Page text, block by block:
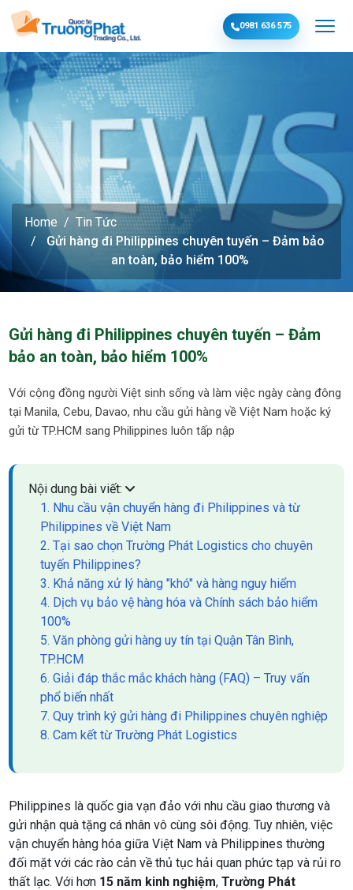
0981 636 575
Home
Tin Tức
Gửi hàng đi Philippines chuyên tuyến – Đảm bảo
an toàn, bảo hiểm 100%
Gửi hàng đi Philippines chuyên tuyến – Đảm
bảo an toàn, bảo hiểm 100%
Với cộng đồng người Việt sinh sống và làm việc ngày càng đông
tại Manila, Cebu, Davao, nhu cầu gửi hàng về Việt Nam hoặc ký
gửi từ TP.HCM sang Philippines luôn tấp nập
Nội dung bài viết:
1. Nhu cầu vận chuyển hàng đi Philippines và từ
Philippines về Việt Nam
2. Tại sao chọn Trường Phát Logistics cho chuyên
tuyến Philippines?
3. Khả năng xử lý hàng "khó" và hàng nguy hiểm
4. Dịch vụ bảo vệ hàng hóa và Chính sách bảo hiểm
100%
5. Văn phòng gửi hàng uy tín tại Quận Tân Bình,
TP.HCM
6. Giải đáp thắc mắc khách hàng (FAQ) – Truy vấn
phổ biến nhất
7. Quy trình ký gửi hàng đi Philippines chuyên nghiệp
8. Cam kết từ Trường Phát Logistics
Philippines là quốc gia vạn đảo với nhu cầu giao thương và
gửi nhận quà tặng cá nhân vô cùng sôi động. Tuy nhiên, việc
vận chuyển hàng hóa giữa Việt Nam và Philippines thường
đối mặt với các rào cản về thủ tục hải quan phức tạp và rủi ro
thất lạc. Với hơn 15 năm kinh nghiệm,Trường Phát